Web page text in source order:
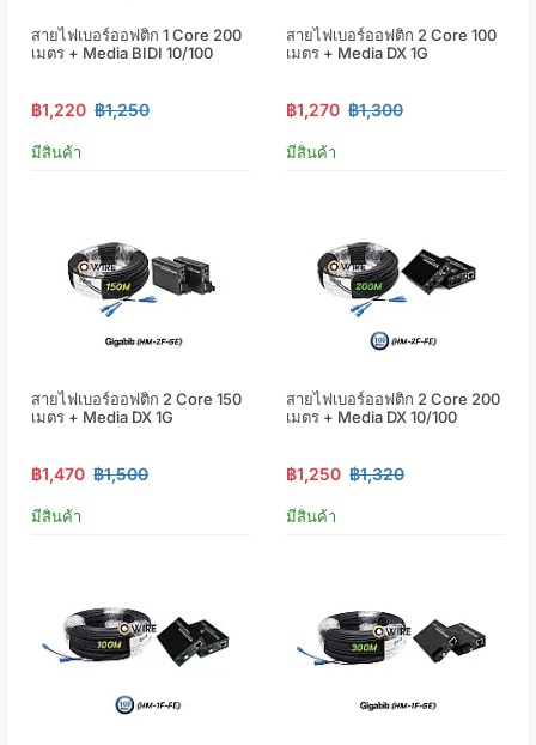
สายไฟเบอร์ออฟติก 1 Core 200
เมตร + Media BIDI 10/100
฿1,220 ฿1,250
มีสินค้า
สายไฟเบอร์ออฟติก 2 Core 100
เมตร + Media DX 1G
฿1,270 ฿1,300
มีสินค้า
สายไฟเบอร์ออฟติก 2 Core 150
เมตร + Media DX 1G
฿1,470 ฿1,500
มีสินค้า
สายไฟเบอร์ออฟติก 2 Core 200
เมตร + Media DX 10/100
฿1,250 ฿1,320
มีสินค้า